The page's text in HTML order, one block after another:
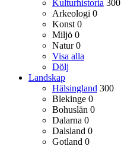
Kulturhistoria 300
Arkeologi 0
Konst 0
Miljö 0
Natur 0
Visa alla
Dölj
Landskap
Hälsingland 300
Blekinge 0
Bohuslän 0
Dalarna 0
Dalsland 0
Gotland 0